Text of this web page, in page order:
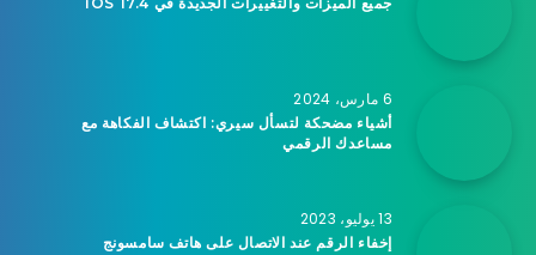
6 مارس، 2024
أشياء مضحكة لتسأل سيري: اكتشاف الفكاهة مع
مساعدك الرقمي
13 يوليو، 2023
إخفاء الرقم عند الاتصال على هاتف سامسونج